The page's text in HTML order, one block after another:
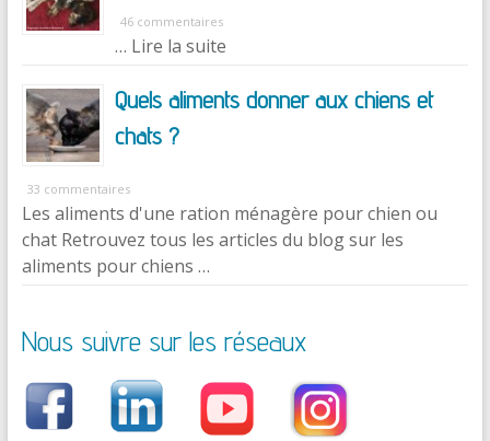
46 commentaires
… Lire la suite
Quels aliments donner aux chiens et
chats ?
33 commentaires
Les aliments d'une ration ménagère pour chien ou
chat Retrouvez tous les articles du blog sur les
aliments pour chiens …
Nous suivre sur les réseaux